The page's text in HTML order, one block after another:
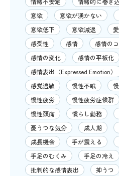
意欲
意欲が湧かない
意欲低下
意欲減退
感受性
感情
感情の
感情の変化
感情の平板化
感情表出（Expressed Emotion）
感覚過敏
慢性不眠
慢性疲労
慢性疲労症候群
慢性頭痛
慣らし勤務
憂うつな気分
成人期
成長機会
手が震える
手足のむくみ
手足の冷え
批判的な感情表出
抑うつ